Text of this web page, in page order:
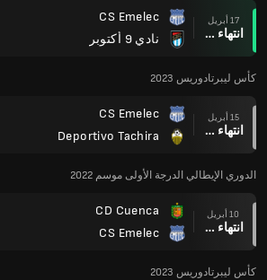
17 أبريل
انتهاء وقت المباراة
CS Emelec
نادي 9 أكتوبر
كأس ليبرتادوريس 2023
15 أبريل
انتهاء وقت المباراة
CS Emelec
Deportivo Tachira
الدوري الإيطالي الدرجة الأولى موسم 2022
10 أبريل
انتهاء وقت المباراة
CD Cuenca
CS Emelec
كأس ليبرتادوريس 2023